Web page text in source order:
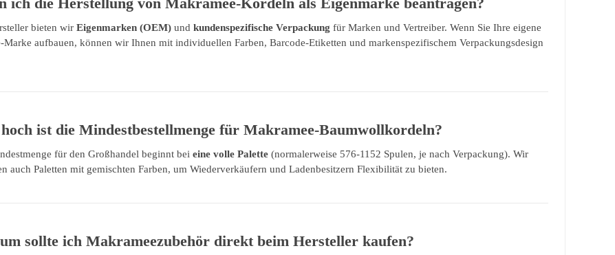
bieten wir Eigenmarken (OEM) und kundenspezifische Verpackung für Marken und Vertreiber. Wenn Sie Ihre eigene
Marke aufbauen, können wir Ihnen mit individuellen Farben, Barcode-Etiketten und markenspezifischem Verpackungsdesign
ist die Mindestbestellmenge für Makramee-Baumwollkordeln?
für den Großhandel beginnt bei eine volle Palette (normalerweise 576-1152 Spulen, je nach Verpackung). Wir
auch Paletten mit gemischten Farben, um Wiederverkäufern und Ladenbesitzern Flexibilität zu bieten.
sollte ich Makrameezubehör direkt beim Hersteller kaufen?